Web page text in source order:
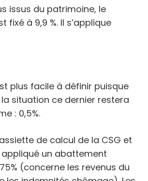
issus du patrimoine, le
fixé à 9,9 %. Il s’applique
plus facile à définir puisque
situation ce dernier restera
: 0,5%.
de calcul de la CSG et
appliqué un abattement
(concerne les revenus du